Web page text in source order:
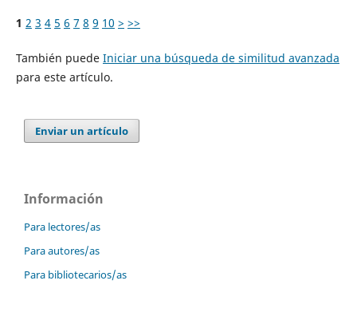
1 2 3 4 5 6 7 8 9 10 > >>
También puede Iniciar una búsqueda de similitud avanzada
para este artículo.
Enviar un artículo
Información
Para lectores/as
Para autores/as
Para bibliotecarios/as